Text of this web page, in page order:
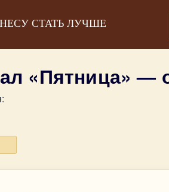
СТАТЬ ЛУЧШЕ
«Пятница» —